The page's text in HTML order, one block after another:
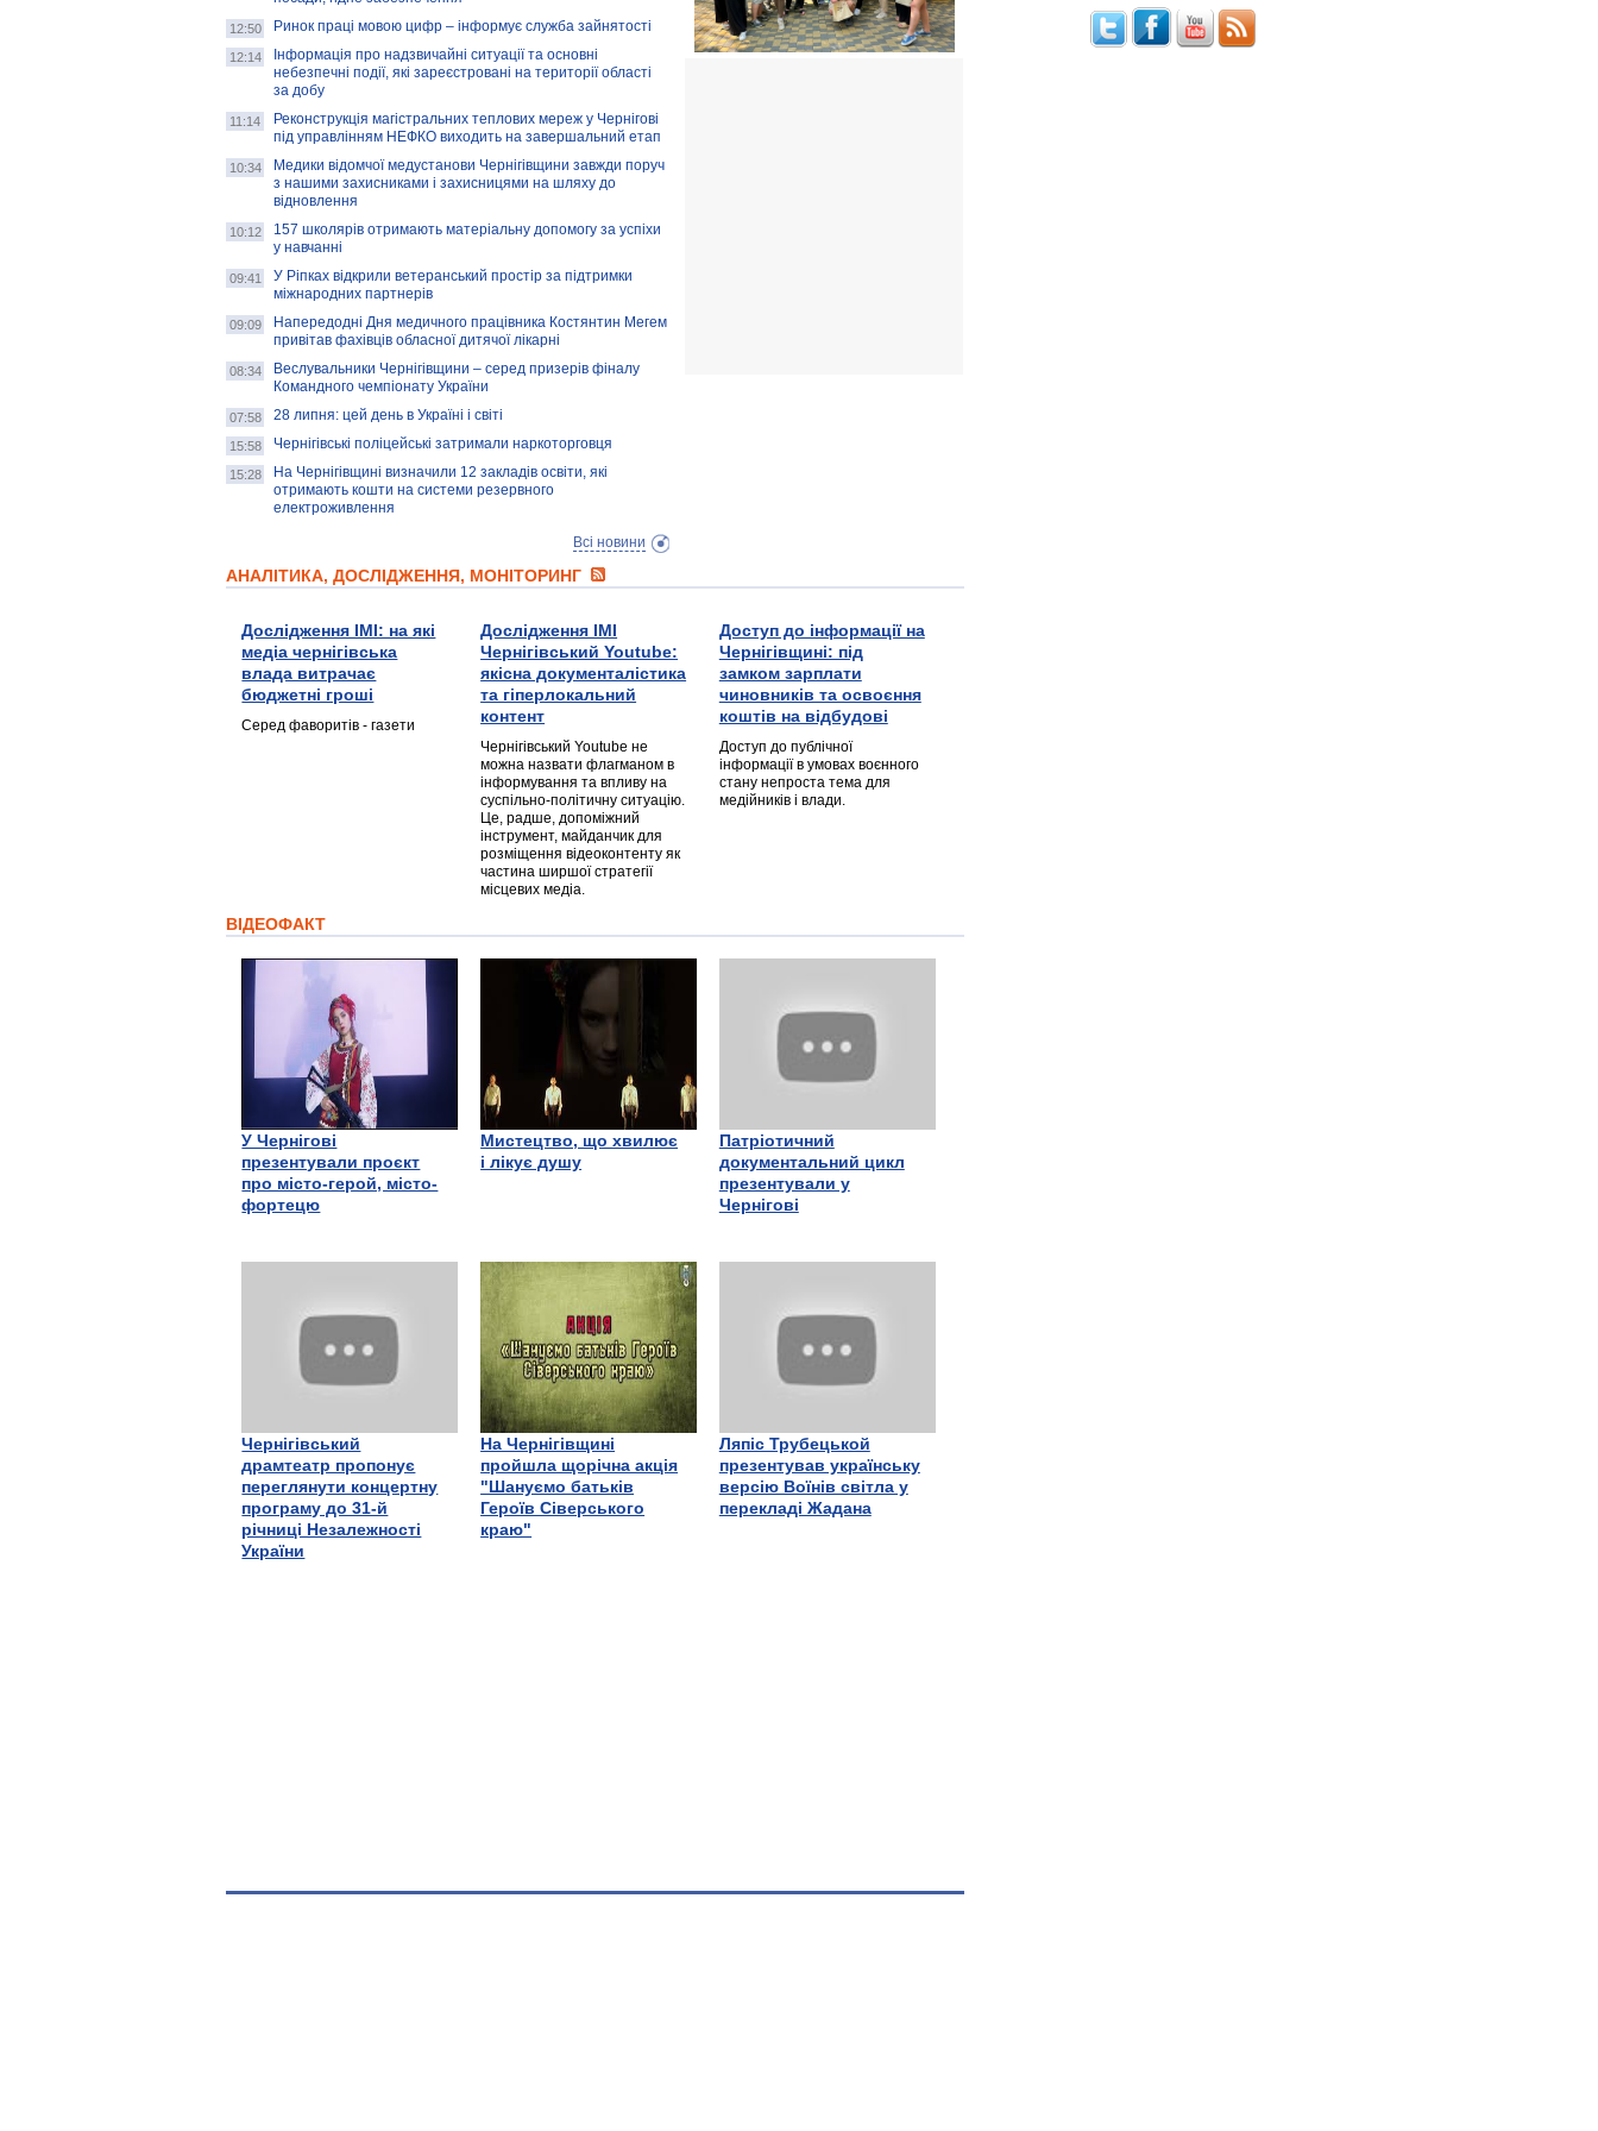
12:50 Ринок праці мовою цифр – інформує служба зайнятості
12:14
Інформація про надзвичайні ситуації та основні
небезпечні події, які зареєстровані на території області
за добу
11:14
Реконструкція магістральних теплових мереж у Чернігові
під управлінням НЕФКО виходить на завершальний етап
10:34
Медики відомчої медустанови Чернігівщини завжди поруч
з нашими захисниками і захисницями на шляху до
відновлення
10:12
157 школярів отримають матеріальну допомогу за успіхи
у навчанні
09:41
У Ріпках відкрили ветеранський простір за підтримки
міжнародних партнерів
09:09
Напередодні Дня медичного працівника Костянтин Мегем
привітав фахівців обласної дитячої лікарні
08:34
Веслувальники Чернігівщини – серед призерів фіналу
Командного чемпіонату України
07:58 28 липня: цей день в Україні і світі
15:58 Чернігівські поліцейські затримали наркоторговця
15:28
На Чернігівщині визначили 12 закладів освіти, які
отримають кошти на системи резервного
електроживлення
Всі новини
АНАЛІТИКА, ДОСЛІДЖЕННЯ, МОНІТОРИНГ
Дослідження ІМІ: на які
медіа чернігівська
влада витрачає
бюджетні гроші
Серед фаворитів - газети
Дослідження ІМІ
Чернігівський Youtube:
якісна документалістика
та гіперлокальний
контент
Чернігівський Youtube не
можна назвати флагманом в
інформування та впливу на
суспільно-політичну ситуацію.
Це, радше, допоміжний
інструмент, майданчик для
розміщення відеоконтенту як
частина ширшої стратегії
місцевих медіа.
Доступ до інформації на
Чернігівщині: під
замком зарплати
чиновників та освоєння
коштів на відбудові
Доступ до публічної
інформації в умовах воєнного
стану непроста тема для
медійників і влади.
ВІДЕОФАКТ
У Чернігові
презентували проєкт
про місто-герой, місто-
фортецю
Мистецтво, що хвилює
і лікує душу
Патріотичний
документальний цикл
презентували у
Чернігові
Чернігівський
драмтеатр пропонує
переглянути концертну
програму до 31-й
річниці Незалежності
України
На Чернігівщині
пройшла щорічна акція
"Шануємо батьків
Героїв Сіверського
краю"
Ляпіс Трубецькой
презентував українську
версію Воїнів світла у
перекладі Жадана